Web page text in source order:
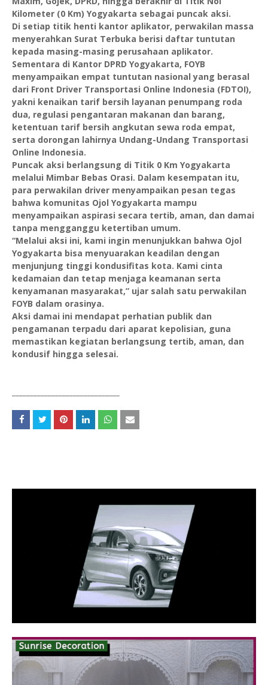
Kilometer (0 Km) Yogyakarta sebagai puncak aksi.
Di setiap titik henti kantor aplikator, perwakilan massa
menyerahkan Surat Terbuka berisi daftar tuntutan
kepada masing-masing perusahaan aplikator.
Sementara di Kantor DPRD Yogyakarta, FOYB
menyampaikan empat tuntutan nasional yang berasal
dari Front Driver Transportasi Online Indonesia (FDTOI),
yakni kenaikan tarif bersih layanan penumpang roda
dua, regulasi pengantaran makanan dan barang,
ketentuan tarif bersih angkutan sewa roda empat,
serta dorongan lahirnya Undang-Undang Transportasi
Online Indonesia.
Puncak aksi berlangsung di Titik 0 Km Yogyakarta
melalui Mimbar Bebas Orasi. Dalam kesempatan itu,
para perwakilan driver menyampaikan pesan tegas
bahwa komunitas Ojol Yogyakarta mampu
menyampaikan aspirasi secara tertib, aman, dan damai
tanpa mengganggu ketertiban umum.
“Melalui aksi ini, kami ingin menunjukkan bahwa Ojol
Yogyakarta bisa menyuarakan keadilan dengan
menjunjung tinggi kondusifitas kota. Kami cinta
kedamaian dan tetap menjaga keamanan serta
kenyamanan masyarakat,” ujar salah satu perwakilan
FOYB dalam orasinya.
Aksi damai ini mendapat perhatian publik dan
pengamanan terpadu dari aparat kepolisian, guna
memastikan kegiatan berlangsung tertib, aman, dan
kondusif hingga selesai.